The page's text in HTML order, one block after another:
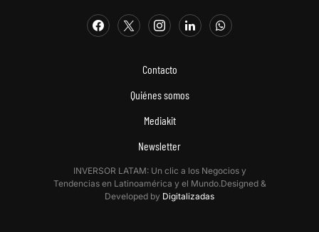
Contacto
Quiénes somos
Mediakit
Newsletter
INVERSOR LATAM: Un clic a los Negocios y
Tendencias en Latinoamérica y el Mundo.Designed &
Developed by Digitalizadas